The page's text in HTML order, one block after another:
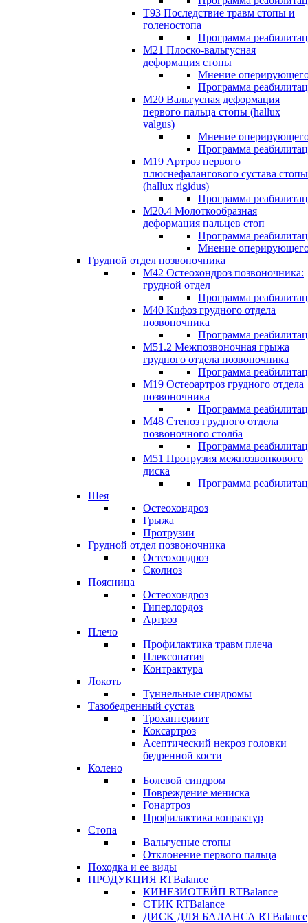
Т93 Последствие травм стопы и
голеностопа
Программа
М21 Плоско-вальгусная
деформация стопы
Мнение
Программа
М20 Вальгусная деформация
первого пальца стопы (hallux
valgus)
Мнение
Программа
М19 Артроз первого
плюснефалангового сустава стопы
(hallux rigidus)
Программа
М20.4 Молоткообразная
деформация пальцев стоп
Программа
Мнение
Грудной отдел позвоночника
М42 Остеохондроз позвоночника:
грудной отдел
Программа
М40 Кифоз грудного отдела
позвоночника
Программа
M51.2 Межпозвоночная грыжа
грудного отдела позвоночника
Программа
М19 Остеоартроз грудного отдела
позвоночника
Программа
M48 Стеноз грудного отдела
позвоночного столба
Программа
М51 Протрузия межпозвонкового
диска
Программа
Шея
Остеохондроз
Грыжа
Протрузии
Грудной отдел позвоночника
Остеохондроз
Сколиоз
Поясница
Остеохондроз
Гиперлордоз
Артроз
Плечо
Профилактика травм плеча
Плексопатия
Контрактура
Локоть
Туннельные синдромы
Тазобедренный сустав
Трохантериит
Коксартроз
Асептический некроз головки
бедренной кости
Колено
Болевой синдром
Повреждение мениска
Гонартроз
Профилактика конрактур
Стопа
Вальгусные стопы
Отклонение первого пальца
Походка и ее виды
ПРОДУКЦИЯ RTBalance
КИНЕЗИОТЕЙП RTBalance
СТИК RTBalance
ДИСК ДЛЯ БАЛАНСА RTBalance